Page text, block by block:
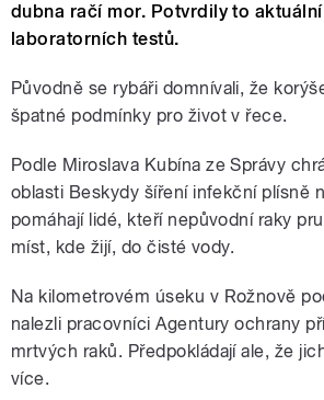
dubna račí mor. Potvrdily to
laboratorních testů.
Původně se rybáři domnívali, že
špatné podmínky pro život v řece.
Podle Miroslava Kubína ze Správy
oblasti Beskydy šíření infekční plísně
pomáhají lidé, kteří nepůvodní raky
míst, kde žijí, do čisté vody.
Na kilometrovém úseku v Rožnově
nalezli pracovníci Agentury ochrany
mrtvých raků. Předpokládají ale, že
více.